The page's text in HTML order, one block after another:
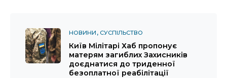
НОВИНИ СУСПІЛЬСТВО
Київ Мілітарі Хаб пропонує
матерям загиблих Захисників
доєднатися до триденної
безоплатної реабілітації